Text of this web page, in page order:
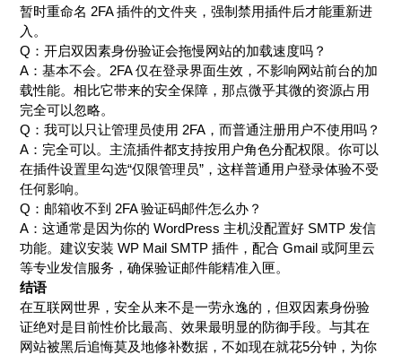
暂时重命名 2FA 插件的文件夹，强制禁用插件后才能重新进
入。
Q：开启双因素身份验证会拖慢网站的加载速度吗？
A：基本不会。2FA 仅在登录界面生效，不影响网站前台的加
载性能。相比它带来的安全保障，那点微乎其微的资源占用
完全可以忽略。
Q：我可以只让管理员使用 2FA，而普通注册用户不使用吗？
A：完全可以。主流插件都支持按用户角色分配权限。你可以
在插件设置里勾选“仅限管理员”，这样普通用户登录体验不受
任何影响。
Q：邮箱收不到 2FA 验证码邮件怎么办？
A：这通常是因为你的 WordPress 主机没配置好 SMTP 发信
功能。建议安装 WP Mail SMTP 插件，配合 Gmail 或阿里云
等专业发信服务，确保验证邮件能精准入匣。
结语
在互联网世界，安全从来不是一劳永逸的，但双因素身份验
证绝对是目前性价比最高、效果最明显的防御手段。与其在
网站被黑后追悔莫及地修补数据，不如现在就花5分钟，为你